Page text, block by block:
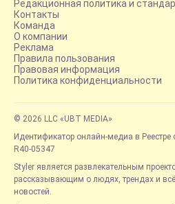
Редакционная политика и
Контакты
Команда
О компании
Реклама
Правила пользования
Правовая информация
Политика конфиденциальности
© 2026 LLC «UBT MEDIA»
Идентификатор онлайн-медиа в
R40-05347
Styler является развлекательным
рассказывающим о людях, трендах и
новостей.